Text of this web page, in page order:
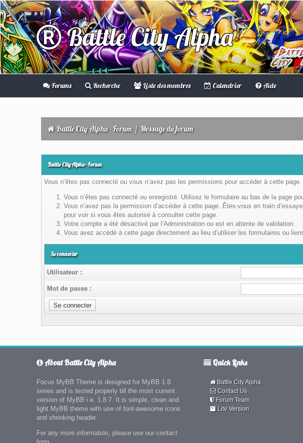
Battle City Alpha
Forums Recherche Liste des membres Calendrier Aide
Battle City Alpha - Forum / Message du forum
Battle City Alpha - Forum
Vous n’êtes pas connecté ou vous n’avez pas les permissions pour accéder à cette
Vous n’êtes pas connecté ou enregistré. Utilisez le formulaire au bas de la page
Vous n’avez pas la permission d’accéder à cette page. Êtes-vous en train
pour voir si vous êtes autorisé à consulter cette page.
Votre compte a été désactivé par l’Administration ou est en attente de validation.
Vous avez accédé à cette page directement au lieu d’utiliser les formulaires ou
Se connecter
Utilisateur :
Mot de passe :
About Battle City Alpha
Focus MyBB Theme is designed for MyBB 1.8
series and is tested properly till the most current
version of MyBB i.e. 1.8.7. It is simple, clean and
light MyBB theme with use of font-awesome icons
and shrinking header.
For any more information, please use our contact
Quick Links
Battle City Alpha
Contact Us
Forum Team
Lite Version